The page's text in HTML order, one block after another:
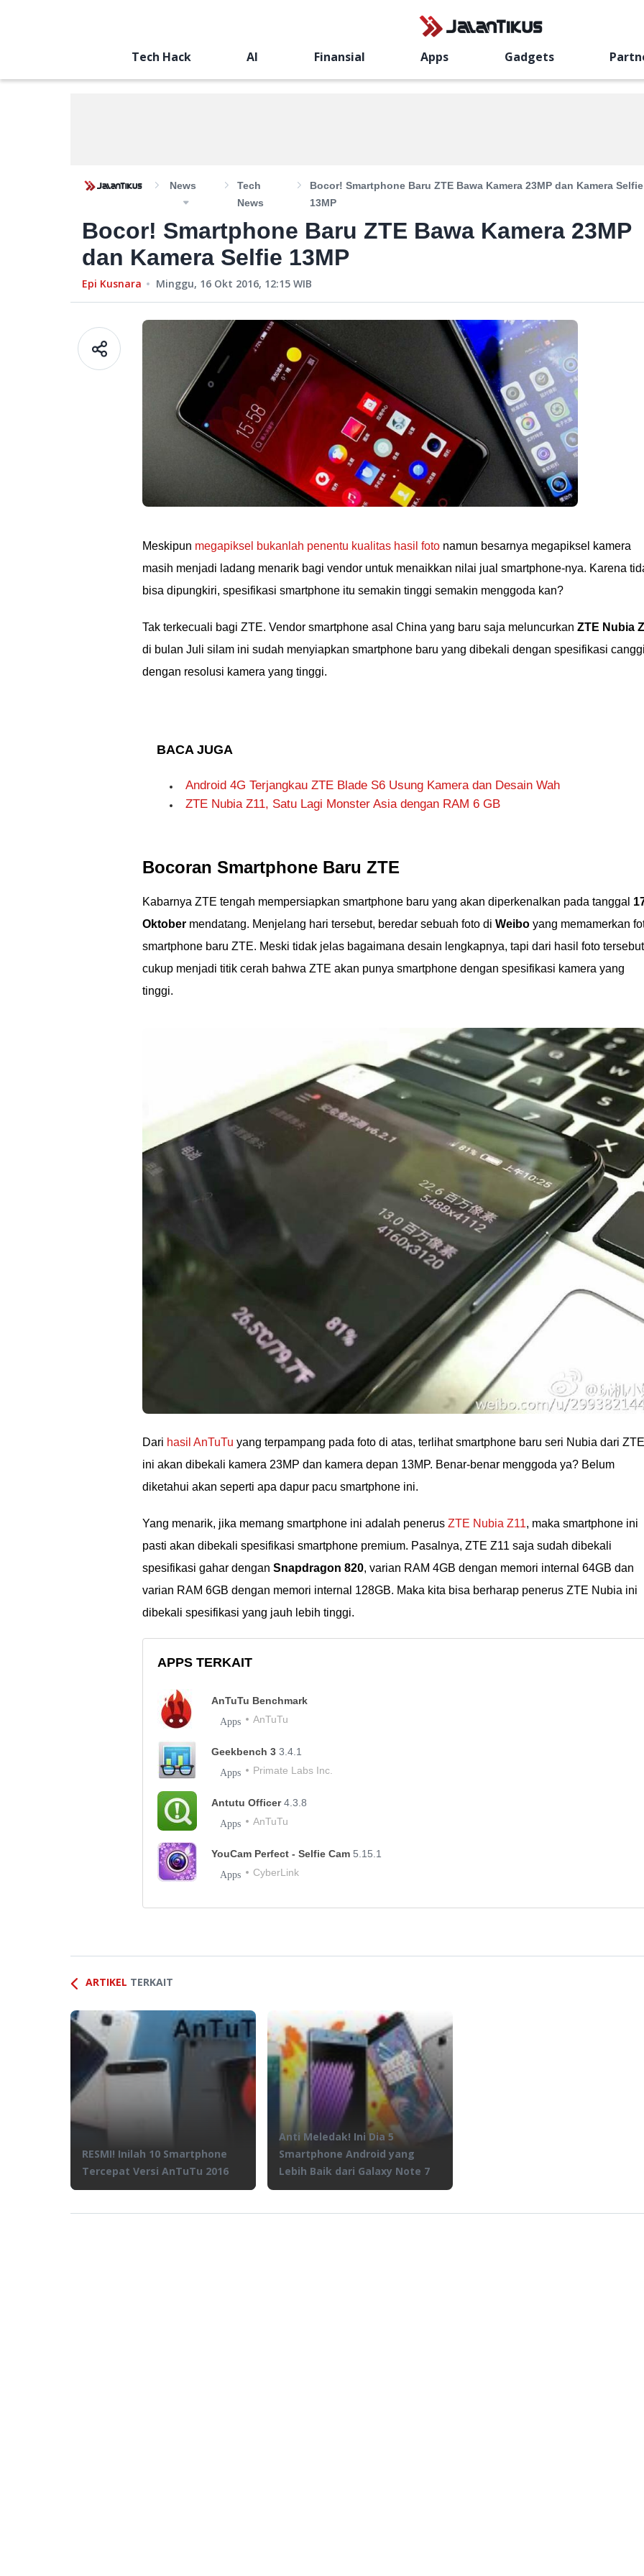
Tech Hack AI Finansial Apps Gadgets
News
Tech
News
Bocor! Smartphone Baru ZTE Bawa Kamera 23MP dan Kamera Selfie
13MP
Bocor! Smartphone Baru ZTE Bawa Kamera 23MP
dan Kamera Selfie 13MP
Epi Kusnara Minggu, 16 Okt 2016, 12:15 WIB
Meskipun megapiksel bukanlah penentu kualitas hasil foto namun besarnya megapiksel kamera
masih menjadi ladang menarik bagi vendor untuk menaikkan nilai jual smartphone-nya. Karena
bisa dipungkiri, spesifikasi smartphone itu semakin tinggi semakin menggoda kan?
Tak terkecuali bagi ZTE. Vendor smartphone asal China yang baru saja meluncurkan ZTE Nubia
di bulan Juli silam ini sudah menyiapkan smartphone baru yang dibekali dengan spesifikasi
dengan resolusi kamera yang tinggi.
BACA JUGA
Android 4G Terjangkau ZTE Blade S6 Usung Kamera dan Desain Wah
ZTE Nubia Z11, Satu Lagi Monster Asia dengan RAM 6 GB
Bocoran Smartphone Baru ZTE
Kabarnya ZTE tengah mempersiapkan smartphone baru yang akan diperkenalkan pada tanggal
Oktober mendatang. Menjelang hari tersebut, beredar sebuah foto di Weibo yang memamerkan
smartphone baru ZTE. Meski tidak jelas bagaimana desain lengkapnya, tapi dari hasil foto tersebut
cukup menjadi titik cerah bahwa ZTE akan punya smartphone dengan spesifikasi kamera yang
tinggi.
Dari hasil AnTuTu yang terpampang pada foto di atas, terlihat smartphone baru seri Nubia dari ZTE
ini akan dibekali kamera 23MP dan kamera depan 13MP. Benar-benar menggoda ya? Belum
diketahui akan seperti apa dapur pacu smartphone ini.
Yang menarik, jika memang smartphone ini adalah penerus ZTE Nubia Z11, maka smartphone ini
pasti akan dibekali spesifikasi smartphone premium. Pasalnya, ZTE Z11 saja sudah dibekali
spesifikasi gahar dengan Snapdragon 820, varian RAM 4GB dengan memori internal 64GB dan
varian RAM 6GB dengan memori internal 128GB. Maka kita bisa berharap penerus ZTE Nubia ini
dibekali spesifikasi yang jauh lebih tinggi.
APPS TERKAIT
AnTuTu Benchmark
Apps AnTuTu
Geekbench 3 3.4.1
Apps Primate Labs Inc.
Antutu Officer4.3.8
Apps AnTuTu
YouCam Perfect - Selfie Cam 5.15.1
Apps CyberLink
ARTIKEL TERKAIT
RESMI! Inilah 10 Smartphone
Tercepat Versi AnTuTu 2016
Anti Meledak! Ini Dia 5
Smartphone Android yang
Lebih Baik dari Galaxy Note 7